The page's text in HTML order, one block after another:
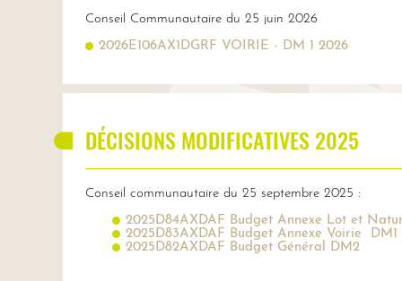
Conseil Communautaire du 25 juin 2026
2026E106AX1DGRF VOIRIE - DM 1 2026
DÉCISIONS MODIFICATIVES 2025
Conseil communautaire du 25 septembre 2025 :
2025D84AXDAF Budget Annexe Lot et
2025D83AXDAF Budget Annexe Voirie DM1
2025D82AXDAF Budget Général DM2